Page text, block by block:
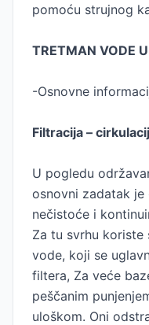
pomoću strujnog
TRETMAN VODE
-Osnovne
Filtracija –
U pogledu
osnovni zadatak je
nečistoće i
Za tu svrhu koriste
vode, koji se
filtera, Za veće
peščanim
uloškom. Oni